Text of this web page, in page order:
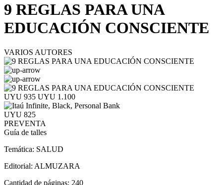
9 REGLAS PARA UNA
EDUCACIÓN CONSCIENTE
VARIOS AUTORES
UYU 935 UYU 1.100
UYU 825
PREVENTA
Guía de talles
Temática: SALUD
Editorial: ALMUZARA
Cantidad de páginas: 240